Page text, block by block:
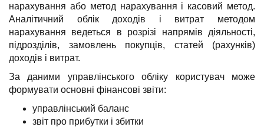
нарахування або метод нарахування і касовий метод.
Аналітичний облік доходів і витрат методом
нарахування ведеться в розрізі напрямів діяльності,
підрозділів, замовлень покупців, статей (рахунків)
доходів і витрат.
За даними управлінського обліку користувач може
формувати основні фінансові звіти:
управлінський баланс
звіт про прибутки і збитки